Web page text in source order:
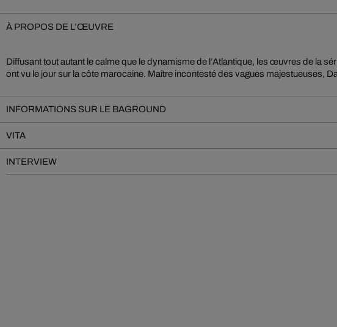
À PROPOS DE L’ŒUVRE
Diffusant tout autant le calme que le dynamisme de l’Atlantique, les œuvres de la
ont vu le jour sur la côte marocaine. Maître incontesté des vagues majestueuses,
capture les ondes de la mer et celles des montagnes dans des photos
INFORMATIONS SUR LE BAGROUND
VITA
INTERVIEW